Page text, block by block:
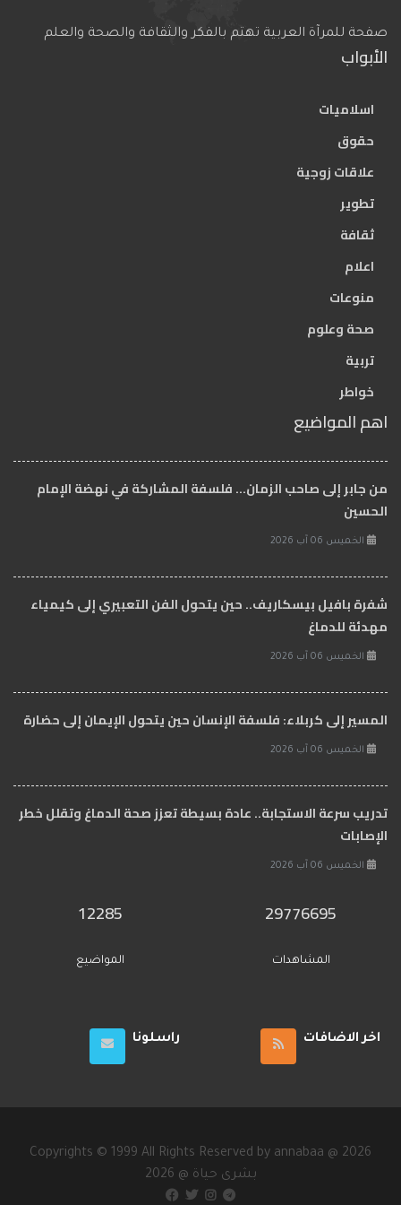
صفحة للمرآة العربية تهتم بالفكر والثقافة والصحة والعلم
الأبواب
اسلاميات
حقوق
علاقات زوجية
تطوير
ثقافة
اعلام
منوعات
صحة وعلوم
تربية
خواطر
اهم المواضيع
من جابر إلى صاحب الزمان… فلسفة المشاركة في نهضة الإمام
الحسين
الخميس 06 آب 2026
شفرة بافيل بيسكاريف.. حين يتحول الفن التعبيري إلى كيمياء
مهدئة للدماغ
الخميس 06 آب 2026
المسير إلى كربلاء: فلسفة الإنسان حين يتحول الإيمان إلى حضارة
الخميس 06 آب 2026
تدريب سرعة الاستجابة.. عادة بسيطة تعزز صحة الدماغ وتقلل خطر
الإصابات
الخميس 06 آب 2026
29776695
المشاهدات
12285
المواضيع
اخر الاضافات راسلونا
Copyrights © 1999 All Rights Reserved by annabaa @ 2026
2026 @ بشرى حياة